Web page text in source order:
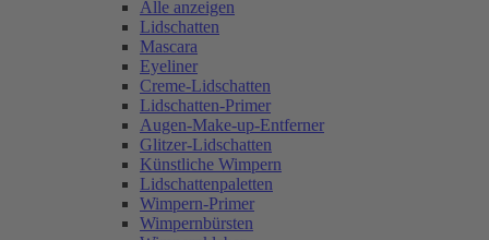
Alle anzeigen
Lidschatten
Mascara
Eyeliner
Creme-Lidschatten
Lidschatten-Primer
Augen-Make-up-Entferner
Glitzer-Lidschatten
Künstliche Wimpern
Lidschattenpaletten
Wimpern-Primer
Wimpernbürsten